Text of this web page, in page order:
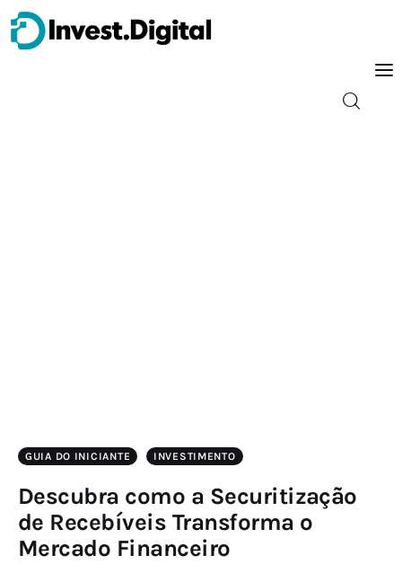
GUIA DO INICIANTE INVESTIMENTO
Descubra como a Securitização
de Recebíveis Transforma o
Mercado Financeiro